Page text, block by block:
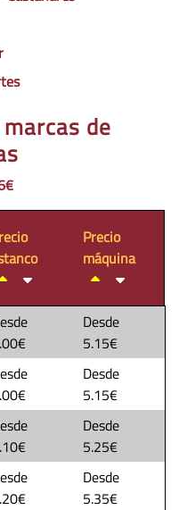
de
Precio
máquina
Desde
5.15€
Desde
5.15€
Desde
5.25€
Desde
5.35€